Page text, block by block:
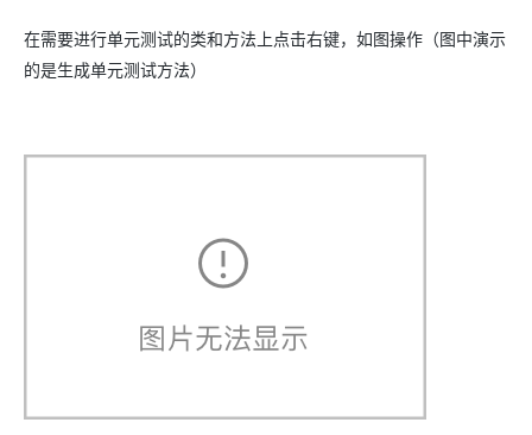
在需要进行单元测试的类和方法上点击右键，如图操作（图中演示
的是生成单元测试方法）